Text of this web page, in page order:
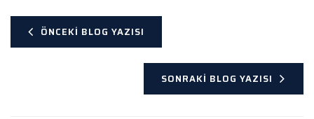
ÖNCEKI BLOG YAZISI
SONRAKI BLOG YAZISI